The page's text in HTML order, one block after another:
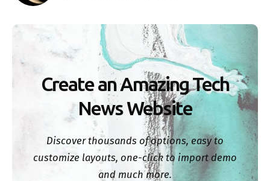
Create an Amazing Tech
News Website
Discover thousands of options, easy to
customize layouts, one-click to import demo
and much more.